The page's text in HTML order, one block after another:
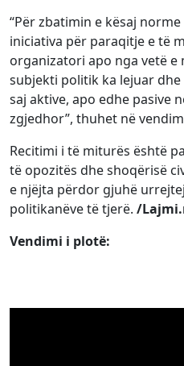
“Për zbatimin e kësaj
iniciativa për paraqitje e të
organizatori apo nga vetë
subjekti politik ka lejuar
saj aktive, apo edhe pasive
zgjedhor”, thuhet në
Recitimi i të miturës është
të opozitës dhe shoqërisë
e njëjta përdor gjuhë
politikanëve të tjerë. /
Vendimi i plotë: